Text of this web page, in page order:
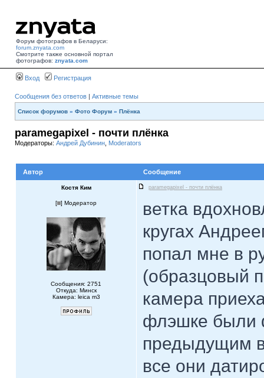
Форум фотографов в Беларуси:
forum.znyata.com
Смотрите также основной портал
фотографов: znyata.com
Вход Регистрация
Сообщения без ответов | Активные темы
Список форумов » Фото Форум » Плёнка
paramegapixel - почти плёнка
Модераторы: Андрей Дубинин Moderators
Автор Сообщение
Костя Ким paramegapixel - почти плёнка
[ ] Модератор
Сообщения: 2751
Откуда: Минск
Камера: leica m3
ветка
кругах
попал мне в
(образцовый
камера
флэшке были
предыдущим
все они